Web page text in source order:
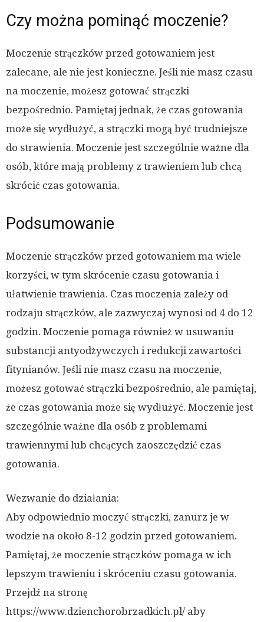
Czy można pominąć moczenie?
Moczenie strączków przed gotowaniem jest
zalecane, ale nie jest konieczne. Jeśli nie masz czasu
na moczenie, możesz gotować strączki
bezpośrednio. Pamiętaj jednak, że czas gotowania
może się wydłużyć, a strączki mogą być trudniejsze
do strawienia. Moczenie jest szczególnie ważne dla
osób, które mają problemy z trawieniem lub chcą
skrócić czas gotowania.
Podsumowanie
Moczenie strączków przed gotowaniem ma wiele
korzyści, w tym skrócenie czasu gotowania i
ułatwienie trawienia. Czas moczenia zależy od
rodzaju strączków, ale zazwyczaj wynosi od 4 do 12
godzin. Moczenie pomaga również w usuwaniu
substancji antyodżywczych i redukcji zawartości
fitynianów. Jeśli nie masz czasu na moczenie,
możesz gotować strączki bezpośrednio, ale pamiętaj,
że czas gotowania może się wydłużyć. Moczenie jest
szczególnie ważne dla osób z problemami
trawiennymi lub chcących zaoszczędzić czas
gotowania.
Wezwanie do działania:
Aby odpowiednio moczyć strączki, zanurz je w
wodzie na około 8-12 godzin przed gotowaniem.
Pamiętaj, że moczenie strączków pomaga w ich
lepszym trawieniu i skróceniu czasu gotowania.
Przejdź na stronę
https://www.dzienchorobrzadkich.pl/ aby